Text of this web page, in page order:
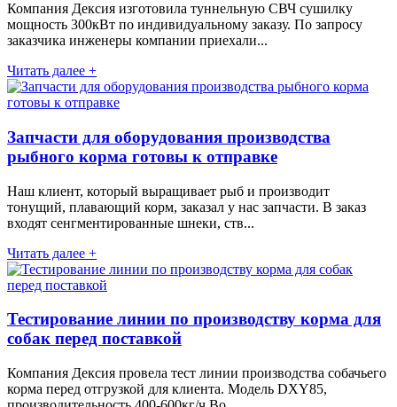
Компания Дексия изготовила туннельную СВЧ сушилку
мощность 300кВт по индивидуальному заказу. По запросу
заказчика инженеры компании приехали...
Читать далее +
Запчасти для оборудования производства
рыбного корма готовы к отправке
Наш клиент, который выращивает рыб и производит
тонущий, плавающий корм, заказал у нас запчасти. В заказ
входят сенгментированные шнеки, ств...
Читать далее +
Тестирование линии по производству корма для
собак перед поставкой
Компания Дексия провела тест линии производства собачьего
корма перед отгрузкой для клиента. Модель DXY85,